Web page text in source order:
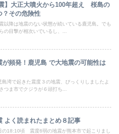
震】大正大噴火から100年超え 桜島の
？その危険性
以降は地震のない状態が続いている鹿児島。でも
の目撃が相次いでいるし、...
が頻発！鹿児島 で大地震の可能性は
島湾で起きた震度３の地震、びっくりしましたよ
つま市でクジラが６頭打ち...
よく読まれたまとめ８記事
18:10頃 震度6弱の地震が熊本市で起こりまし